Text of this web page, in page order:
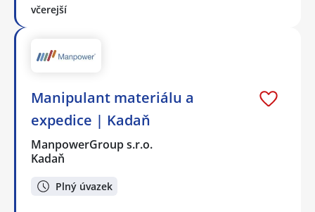
včerejší
Manipulant materiálu a
expedice | Kadaň
ManpowerGroup s.r.o.
Kadaň
Plný úvazek